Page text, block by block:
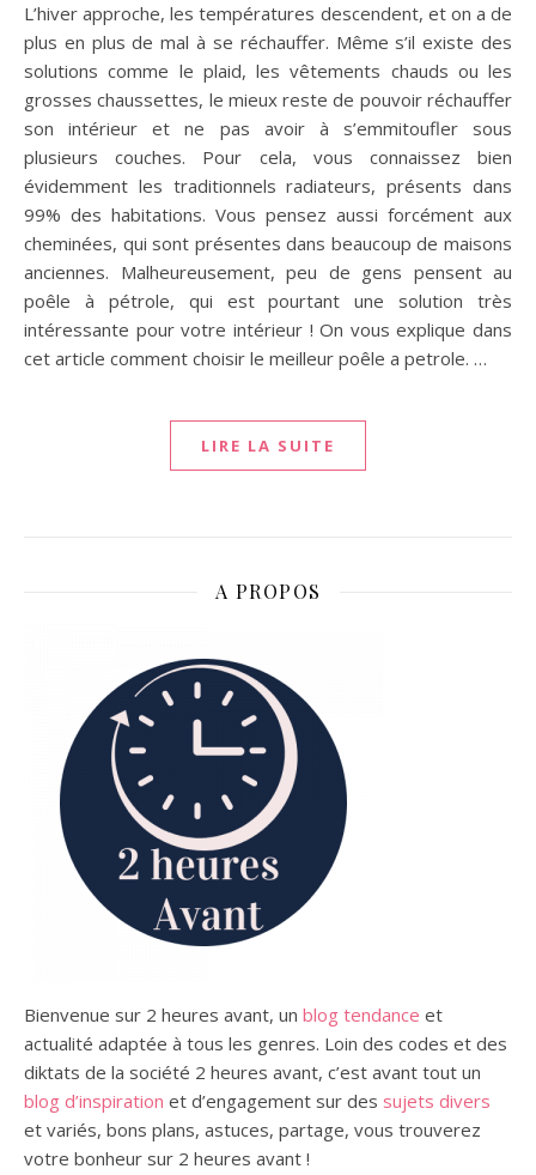
L’hiver approche, les températures descendent, et on a de
plus en plus de mal à se réchauffer. Même s’il existe des
solutions comme le plaid, les vêtements chauds ou les
grosses chaussettes, le mieux reste de pouvoir réchauffer
son intérieur et ne pas avoir à s’emmitoufler sous
plusieurs couches. Pour cela, vous connaissez bien
évidemment les traditionnels radiateurs, présents dans
99% des habitations. Vous pensez aussi forcément aux
cheminées, qui sont présentes dans beaucoup de maisons
anciennes. Malheureusement, peu de gens pensent au
poêle à pétrole, qui est pourtant une solution très
intéressante pour votre intérieur ! On vous explique dans
cet article comment choisir le meilleur poêle a petrole. …
LIRE LA SUITE
A PROPOS
Bienvenue sur 2 heures avant, un blog tendance et
actualité adaptée à tous les genres. Loin des codes et des
diktats de la société 2 heures avant, c’est avant tout un
blog d’inspiration et d’engagement sur des sujets divers
et variés, bons plans, astuces, partage, vous trouverez
votre bonheur sur 2 heures avant !